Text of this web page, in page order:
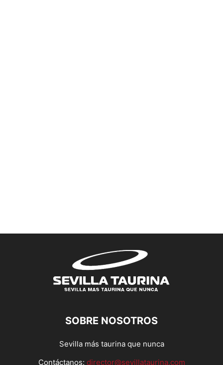
SOBRE NOSOTROS
Sevilla más taurina que nunca
Contáctanos: director@sevillataurina.com